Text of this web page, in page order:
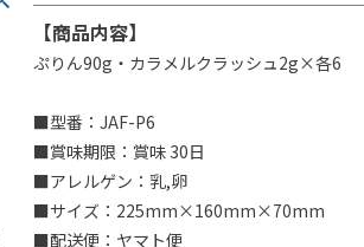
【商品内容】
ぷりん90g・カラメルクラッシュ2g×各6
■型番：JAF-P6
■賞味期限：賞味 30日
■アレルゲン：乳,卵
■サイズ：225mm×160mm×70mm
■配送便：ヤマト便